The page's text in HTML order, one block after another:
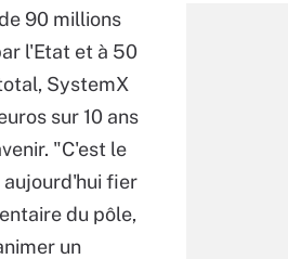
90 millions
l'Etat et à 50
SystemX
sur 10 ans
"C'est le
aujourd'hui fier
du pôle,
un